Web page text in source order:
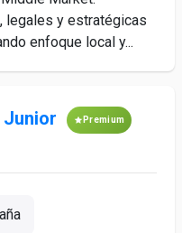
legales y estratégicas
enfoque local y...
Junior Premium